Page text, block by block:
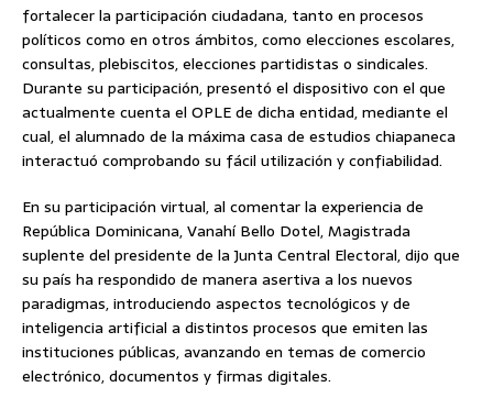
fortalecer la participación ciudadana, tanto en procesos
políticos como en otros ámbitos, como elecciones escolares,
consultas, plebiscitos, elecciones partidistas o sindicales.
Durante su participación, presentó el dispositivo con el que
actualmente cuenta el OPLE de dicha entidad, mediante el
cual, el alumnado de la máxima casa de estudios chiapaneca
interactuó comprobando su fácil utilización y confiabilidad.
En su participación virtual, al comentar la experiencia de
República Dominicana, Vanahí Bello Dotel, Magistrada
suplente del presidente de la Junta Central Electoral, dijo que
su país ha respondido de manera asertiva a los nuevos
paradigmas, introduciendo aspectos tecnológicos y de
inteligencia artificial a distintos procesos que emiten las
instituciones públicas, avanzando en temas de comercio
electrónico, documentos y firmas digitales.